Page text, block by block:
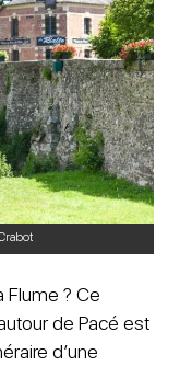
? Ce
de Pacé est
d’une